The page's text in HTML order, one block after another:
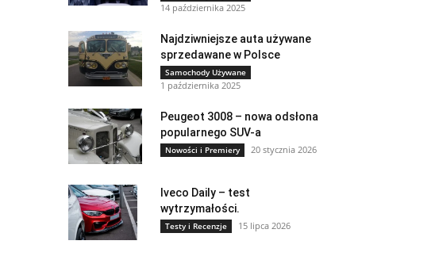
14 października 2025
Najdziwniejsze auta używane
sprzedawane w Polsce
Samochody Używane
1 października 2025
Peugeot 3008 – nowa odsłona
popularnego SUV-a
Nowości i Premiery 20 stycznia 2026
Iveco Daily – test
wytrzymałości.
Testy i Recenzje 15 lipca 2026